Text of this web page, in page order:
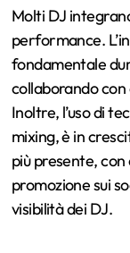
Molti DJ
performance.
fondamentale
collaborando
Inoltre, l’uso di
mixing, è in
più presente,
promozione sui
visibilità dei DJ.